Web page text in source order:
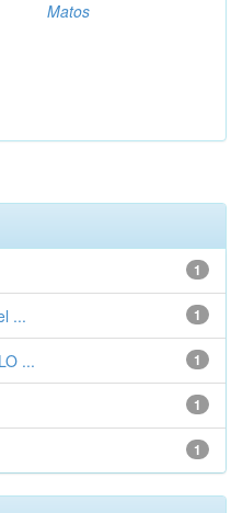
Matos
1
1
...
1
...
1
1